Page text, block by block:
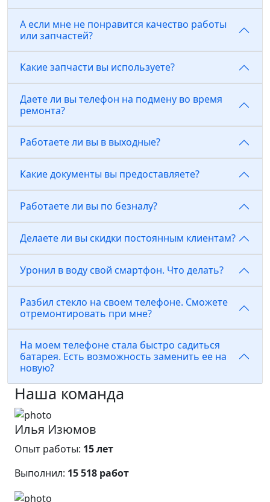
А если мне не понравится качество работы
или запчастей?
Какие запчасти вы используете?
Даете ли вы телефон на подмену во время
ремонта?
Работаете ли вы в выходные?
Какие документы вы предоставляете?
Работаете ли вы по безналу?
Делаете ли вы скидки постоянным клиентам?
Уронил в воду свой смартфон. Что делать?
Разбил стекло на своем телефоне. Сможете
отремонтировать при мне?
На моем телефоне стала быстро садиться
батарея. Есть возможность заменить ее на
новую?
Наша команда
Илья Изюмов
Опыт работы: 15 лет
Выполнил: 15 518 работ